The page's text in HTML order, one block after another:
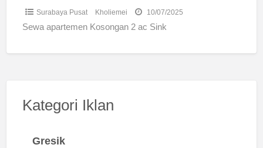
Surabaya Pusat Kholiemei 10/07/2025
Sewa apartemen Kosongan 2 ac Sink
Kategori Iklan
Gresik